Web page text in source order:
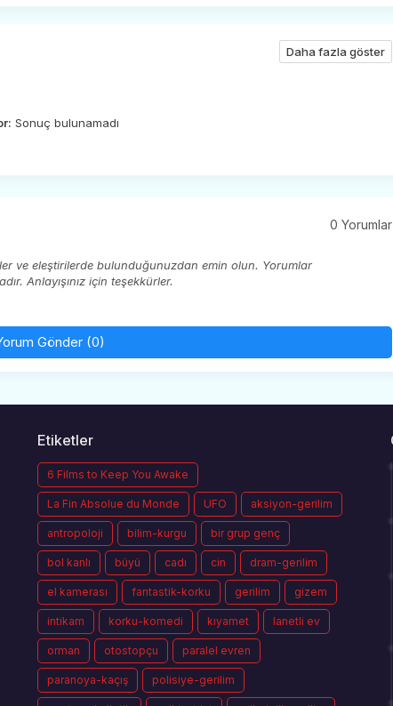
Daha fazla göster
Sonuç bulunamadı
0 Yorumlar
ve eleştirilerde bulunduğunuzdan emin olun. Yorumlar
Anlayışınız için teşekkürler.
Gönder (0)
Etiketler
6 Films to Keep You Awake
La Fin Absolue du Monde UFO aksiyon-gerilim
antropoloji bilim-kurgu bir grup genç
bol kanlı büyü cadı cin dram-gerilim
el kamerası fantastik-korku gerilim gizem
intikam korku-komedi kıyamet lanetli ev
orman otostopçu paralel evren
paranoya-kaçış polisiye-gerilim